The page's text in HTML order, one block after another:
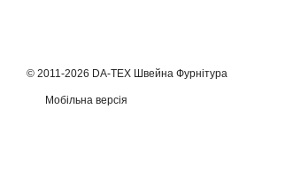
© 2011-2026 DA-TEX Швейна Фурнітура
Мобільна версія